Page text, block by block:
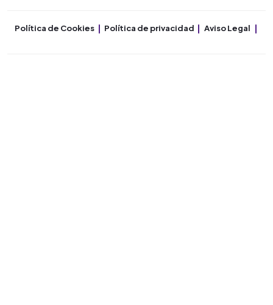
Política de Cookies Política de privacidad Aviso Legal